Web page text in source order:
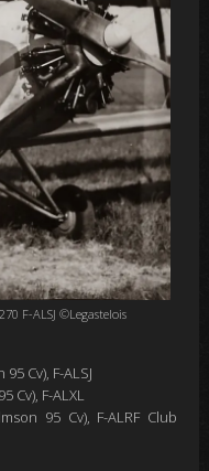
F-ALSJ ©Legastelois
Cv), F-ALSJ
Cv), F-ALXL
95 Cv), F-ALRF Club